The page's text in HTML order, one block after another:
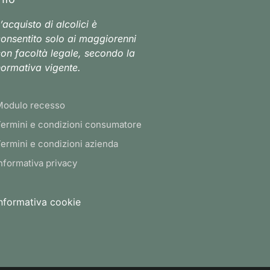
di alcolici è
solo ai maggiorenni
facoltà legale, secondo la
vigente.
recesso
e condizioni consumatore
e condizioni azienda
privacy
cookie